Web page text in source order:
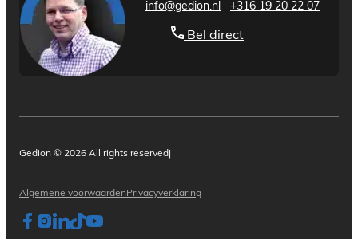
info@gedion.nl
+316 19 20 22 07
Bel direct
Gedion © 2026 All rights reserved
Algemene voorwaarden Privacyverklaring